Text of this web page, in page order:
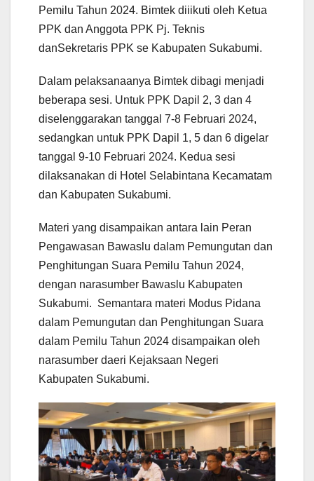
Pemilu Tahun 2024. Bimtek diiikuti oleh Ketua
PPK dan Anggota PPK Pj. Teknis
danSekretaris PPK se Kabupaten Sukabumi.
Dalam pelaksanaanya Bimtek dibagi menjadi
beberapa sesi. Untuk PPK Dapil 2, 3 dan 4
diselenggarakan tanggal 7-8 Februari 2024,
sedangkan untuk PPK Dapil 1, 5 dan 6 digelar
tanggal 9-10 Februari 2024. Kedua sesi
dilaksanakan di Hotel Selabintana Kecamatam
dan Kabupaten Sukabumi.
Materi yang disampaikan antara lain Peran
Pengawasan Bawaslu dalam Pemungutan dan
Penghitungan Suara Pemilu Tahun 2024,
dengan narasumber Bawaslu Kabupaten
Sukabumi. Semantara materi Modus Pidana
dalam Pemungutan dan Penghitungan Suara
dalam Pemilu Tahun 2024 disampaikan oleh
narasumber daeri Kejaksaan Negeri
Kabupaten Sukabumi.